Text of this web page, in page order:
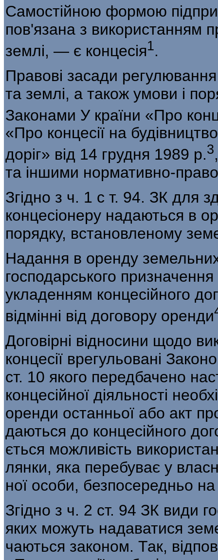
Самостійною формою
пов'язана з використанням
землі, — є концесія1.
Правові засади
та землі, а також умови і
Законами У країни «Про
«Про концесії на
доріг» від 14 грудня 1989 р.3
та іншими нормативно-
Згідно з ч. 1 с т. 94. ЗК для
концесіонеру надаються в
порядку, встановленому
Надання в оренду
господарського
укладен­ням концесійного
відмінні від договору оренди
Договірні відносини щодо
концесії врегульовані
ст. 10 якого передбачено
кон­цесійної діяльності
оренди останньої або акт
даються до концесійного
ється можливість
лянки, яка перебуває у
ної особи, безпосередньо
Згідно з ч. 2 ст. 94 ЗК види
яких можуть надаватися
чаються законом. Так,